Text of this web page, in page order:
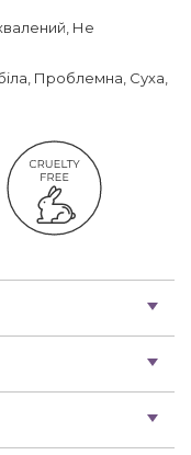
Не
Проблемна, Суха,